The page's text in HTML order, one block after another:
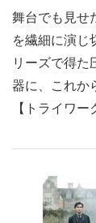
舞台でも見せ
を繊細に演じ
リーズで得た
器に、これか
【トライワー